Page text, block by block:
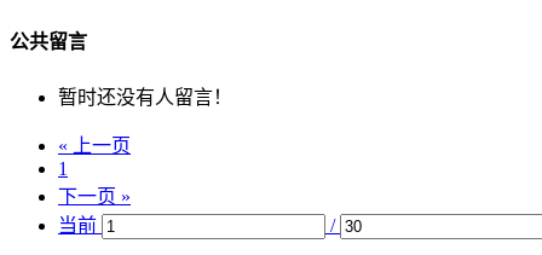
公共留言
暂时还没有人留言！
« 上一页
1
下一页 »
当前
/